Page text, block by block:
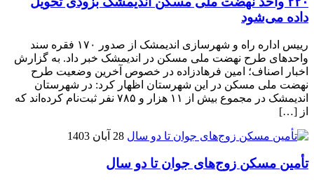
داده می‌شود
رییس اداره راه و شهرسازی اندیمشک از صدور ۱۷۰ فقره سند
واحدهای طرح نهضت ملی مسکن در اندیمشک خبر داد. به گزارش
اخبار اصناف؛ امین فرهادزاده در خصوص آخرین وضعیت طرح
نهضت ملی مسکن در این شهرستان اظهار کرد: در شهرستان
اندیمشک در مجموع بیش از ۱۱ هزار و ۷۸۵ نفر ثبت‌نام کرده‌اند که
از […]
28 آبان 1403
تأمین مسکن زوج‌های جوان تا دو سال